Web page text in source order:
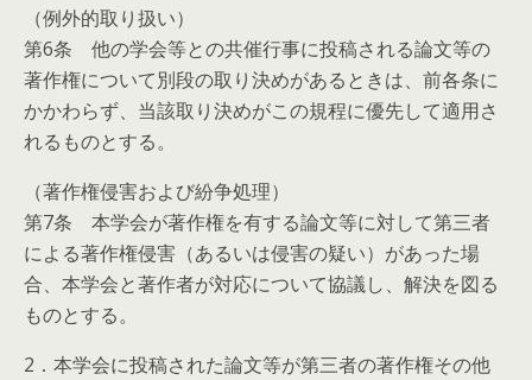
（例外的取り扱い）
第6条 他の学会等との共催行事に投稿される論文等の
著作権について別段の取り決めがあるときは、前各条に
かかわらず、当該取り決めがこの規程に優先して適用さ
れるものとする。
（著作権侵害および紛争処理）
第7条 本学会が著作権を有する論文等に対して第三者
による著作権侵害（あるいは侵害の疑い）があった場
合、本学会と著作者が対応について協議し、解決を図る
ものとする。
2．本学会に投稿された論文等が第三者の著作権その他